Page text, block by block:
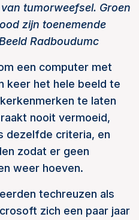
tumorweefsel. Groen
zijn toenemende
Radboudumc
een computer met
keer het hele beeld te
te laten
nooit vermoeid,
dezelfde criteria, en
zodat er geen
weer hoeven.
techreuzen als
zich een paar jaar